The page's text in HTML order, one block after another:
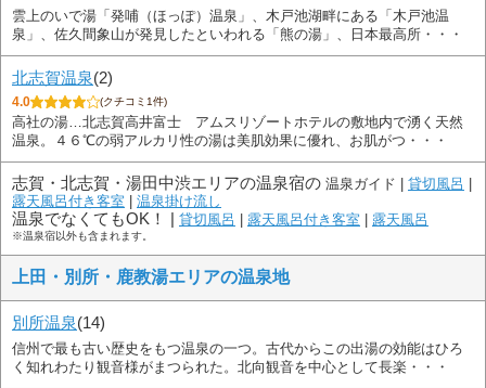
雲上のいで湯「発哺（ほっぽ）温泉」、木戸池湖畔にある「木戸池温
泉」、佐久間象山が発見したといわれる「熊の湯」、日本最高所・・・
北志賀温泉(2)
4.0 (クチコミ1件)
高社の湯…北志賀高井富士 アムスリゾートホテルの敷地内で湧く天然
温泉。４６℃の弱アルカリ性の湯は美肌効果に優れ、お肌がつ・・・
志賀・北志賀・湯田中渋エリアの温泉宿の 温泉ガイド | 貸切風呂 |
露天風呂付き客室 | 温泉掛け流し
温泉でなくてもOK！ | 貸切風呂 | 露天風呂付き客室 | 露天風呂
※温泉宿以外も含まれます。
上田・別所・鹿教湯エリアの温泉地
別所温泉(14)
信州で最も古い歴史をもつ温泉の一つ。古代からこの出湯の効能はひろ
く知れわたり観音様がまつられた。北向観音を中心として長楽・・・